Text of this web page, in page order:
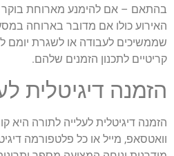
בהתאם – אם להימנע מארוחת בוקר
האירוע כולו אם מדובר בארוחה
שממשיכים לעבודה או לשגרת יומם
קריטיים לתכנון הזמנים שלהם.
הזמנה דיגיטלית
הזמנה דיגיטלית לעלייה לתורה היא
וואטסאפ, מייל או כל פלטפורמה